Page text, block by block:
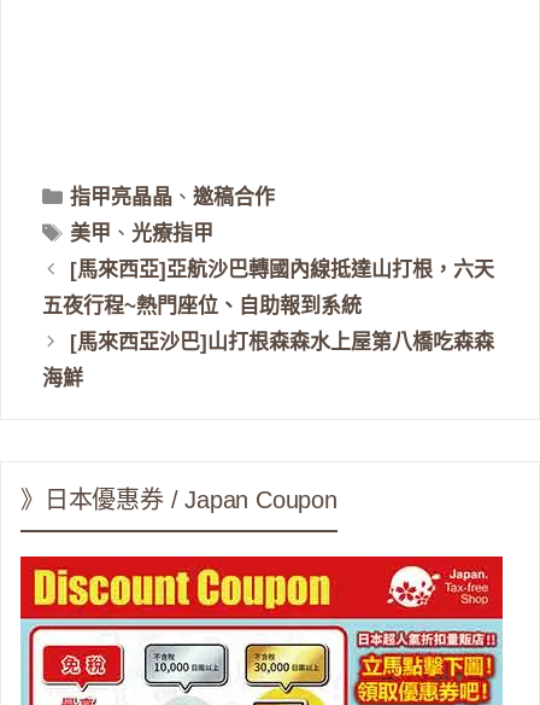
分
類
指甲亮晶晶 、邀稿合作
標
籤
美甲 、 光療指甲
[馬來西亞]亞航沙巴轉國內線抵達山打根，六天
五夜行程~熱門座位、自助報到系統
[馬來西亞沙巴]山打根森森水上屋第八橋吃森森
海鮮
》日本優惠券 / Japan Coupon